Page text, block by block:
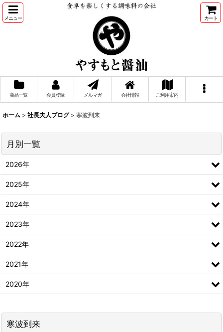
メニュー カート
商品一覧 会員登録 メルマガ 会社情報 ご利用案内
ホーム > 社長夫人ブログ > 寒波到来
寒波到来
月別一覧
2026年
2025年
2024年
2023年
2022年
2021年
2020年